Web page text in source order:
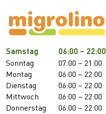
Samstag 06:00 – 22:00
Sonntag
07:00 – 21:00
Montag
06:00 – 22:00
Dienstag
06:00 – 22:00
Mittwoch
06:00 – 22:00
Donnerstag
06:00 – 22:00